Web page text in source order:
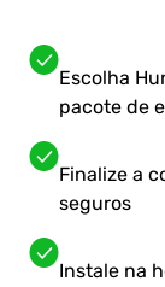
Escolha
pacote de
Finalize a
seguros
Instale na